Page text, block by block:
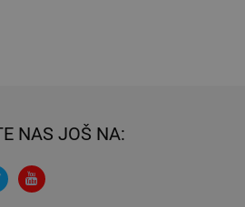
NAS JOŠ NA: